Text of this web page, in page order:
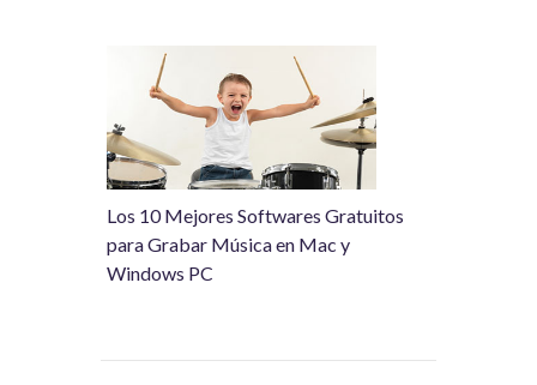
Los 10 Mejores Softwares Gratuitos
para Grabar Música en Mac y
Windows PC